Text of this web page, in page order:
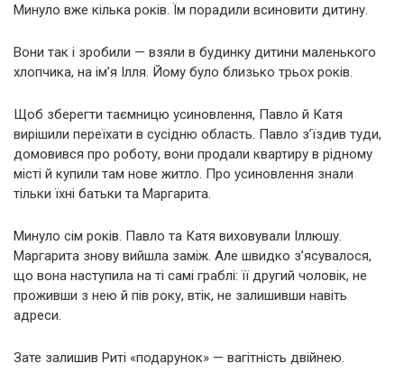
Минуло вже кілька років. Їм порадили всиновити дитину.
Вони так і зробили — взяли в будинку дитини маленького
хлопчика, на ім’я Ілля. Йому було близько трьох років.
Щоб зберегти таємницю усиновлення, Павло й Катя
вирішили переїхати в сусідню область. Павло з’їздив туди,
домовився про роботу, вони продали квартиру в рідному
місті й купили там нове житло. Про усиновлення знали
тільки їхні батьки та Маргарита.
Минуло сім років. Павло та Катя виховували Іллюшу.
Маргарита знову вийшла заміж. Але швидко з’ясувалося,
що вона наступила на ті самі граблі: її другий чоловік, не
проживши з нею й пів року, втік, не залишивши навіть
адреси.
Зате залишив Риті «подарунок» — вагітність двійнею.